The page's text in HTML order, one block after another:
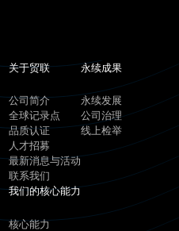
关于贸联
公司简介
全球记录点
品质认证
人才招募
最新消息与活动
联系我们
我们的核心能力
核心能力
永续成果
永续发展
公司治理
线上检举